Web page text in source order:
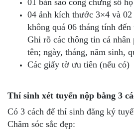
04 ảnh kích thước 3×4 và
không quá 06 tháng tính
Ghi rõ các thông tin cá
tên; ngày, tháng, năm sinh,
Các giấy tờ ưu tiên (nếu có)
Thí sinh xét tuyển nộp bằng 3
Có 3 cách để thí sinh đăng ký
Chăm sóc sắc đẹp: